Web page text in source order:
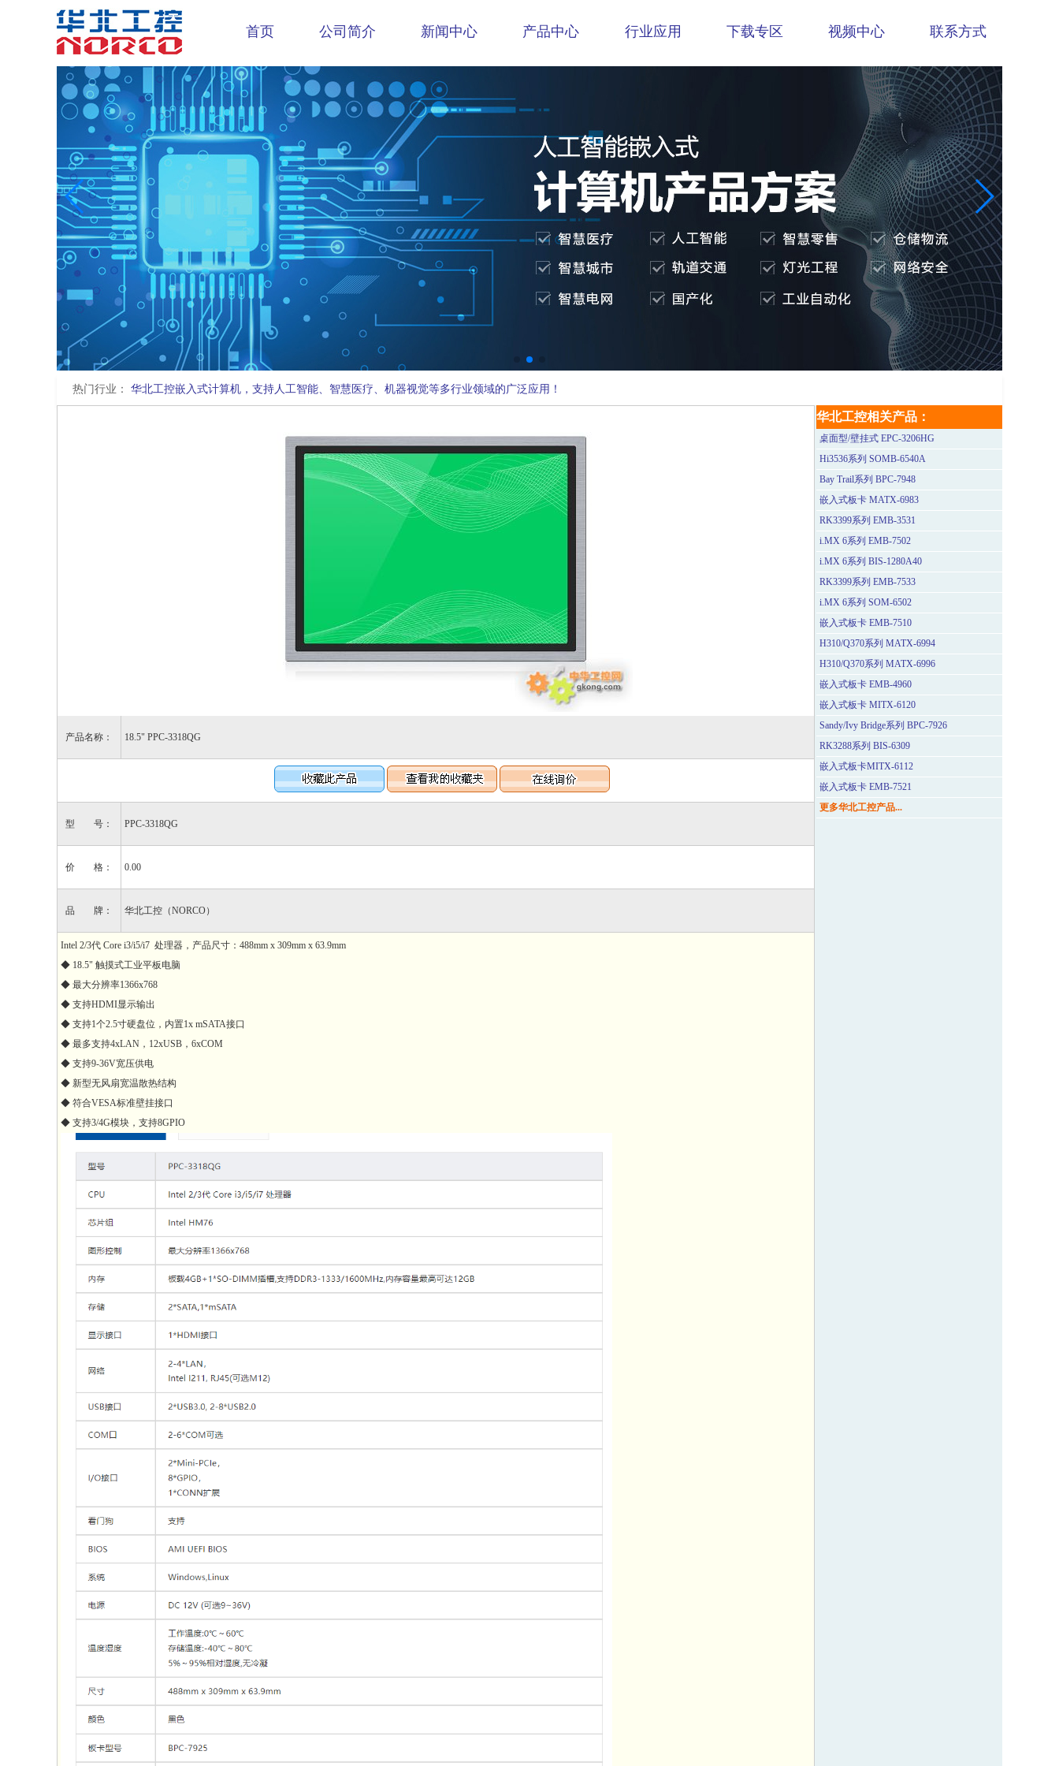
首页 公司简介 新闻中心 产品中心 行业应用 下载专区 视频中心 联系方式
热门行业： 华北工控嵌入式计算机，支持人工智能、智慧医疗、机器视觉等多行业领域的广泛应用！
产品名称： 18.5" PPC-3318QG
型 号： PPC-3318QG
价 格： 0.00
品 牌： 华北工控（NORCO）
Intel 2/3代 Core i3/i5/i7 处理器，产品尺寸：488mm x 309mm x 63.9mm
◆ 18.5" 触摸式工业平板电脑
◆ 最大分辨率1366x768
◆ 支持HDMI显示输出
◆ 支持1个2.5寸硬盘位，内置1x mSATA接口
◆ 最多支持4xLAN，12xUSB，6xCOM
◆ 支持9-36V宽压供电
◆ 新型无风扇宽温散热结构
◆ 符合VESA标准壁挂接口
◆ 支持3/4G模块，支持8GPIO
华北工控相关产品：
桌面型/壁挂式 EPC-3206HG
Hi3536系列 SOMB-6540A
Bay Trail系列 BPC-7948
嵌入式板卡 MATX-6983
RK3399系列 EMB-3531
i.MX 6系列 EMB-7502
i.MX 6系列 BIS-1280A40
RK3399系列 EMB-7533
i.MX 6系列 SOM-6502
嵌入式板卡 EMB-7510
H310/Q370系列 MATX-6994
H310/Q370系列 MATX-6996
嵌入式板卡 EMB-4960
嵌入式板卡 MITX-6120
Sandy/Ivy Bridge系列 BPC-7926
RK3288系列 BIS-6309
嵌入式板卡MITX-6112
嵌入式板卡 EMB-7521
更多华北工控产品...